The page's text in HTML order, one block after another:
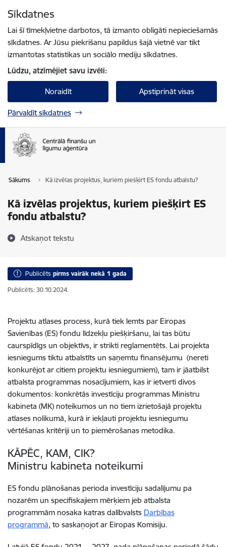
Sīkdatnes
Lai šī tīmekļvietne darbotos, tā izmanto obligāti nepieciešamās
sīkdatnes. Ar Jūsu piekrišanu papildus šajā vietnē var tikt
izmantotas statistikas un sociālo mediju sīkdatnes.
Lūdzu, atzīmējiet savu izvēli:
Noraidīt Apstiprināt visas
Pārvaldīt sīkdatnes
Sākums Kā izvēlas projektus, kuriem piešķirt ES fondu atbalstu?
Kā izvēlas projektus, kuriem piešķirt ES
fondu atbalstu?
Atskaņot tekstu
Publicēts pirms vairāk nekā 1 gada
Publicēts: 30.10.2024.
Projektu atlases process, kurā tiek lemts par Eiropas
Savienības (ES) fondu līdzekļu piešķiršanu, lai tas būtu
caurspīdīgs un objektīvs, ir strikti reglamentēts. Lai projekta
iesniegums tiktu atbalstīts un saņemtu finansējumu (nereti
konkurējot ar citiem projektu iesniegumiem), tam ir jāatbilst
atbalsta programmas nosacījumiem, kas ir ietverti divos
dokumentos: konkrētās investīciju programmas Ministru
kabineta (MK) noteikumos un no tiem izrietošajā projektu
atlases nolikumā, kurā ir iekļauti projektu iesniegumu
vērtēšanas kritēriji un to piemērošanas metodika.
KĀPĒC, KAM, CIK?
Ministru kabineta noteikumi
ES fondu plānošanas perioda investīciju sadalījumu pa
nozarēm un specifiskajiem mērķiem jeb atbalsta
programmām nosaka katras dalībvalsts Darbības
programmā, to saskaņojot ar Eiropas Komisiju.